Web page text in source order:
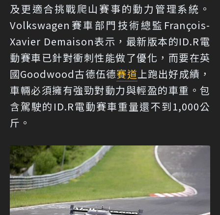
及更適合挑戰爬山賽事的動力管理系統。
Volkswagen賽車部門技術總監François-
Xavier Demaison表示，最新版本的ID.R電
動賽車已針對衝刺性能做了優化，而要在英
國Goodwood古德伍德賽道 上跑出好成績，
車輛必須擁有強勁對動力與輕盈的車重。包
含駕駛的ID.R電動賽車重量還不到1,000公
斤。